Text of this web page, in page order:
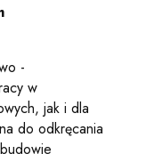
-
w
jak i dla
do odkręcania